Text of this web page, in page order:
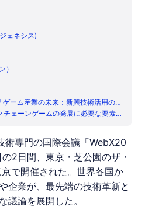
ェネシス)
）
ーム産業の未来：新興技術活用の可
ェーンゲームの発展に必要な要素と
術専門の国際会議「WebX20
2日間、東京・芝公園のザ・
で開催された。世界各国か
企業が、最先端の技術革新と
議論を展開した。